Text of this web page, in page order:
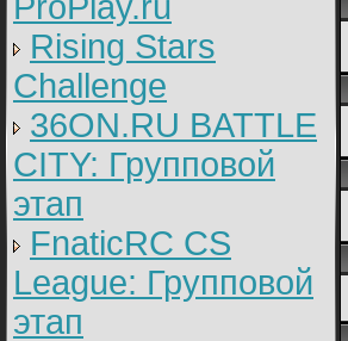
Rising Stars
Challenge
36ON.RU BATTLE
CITY: Групповой
этап
FnaticRC CS
League: Групповой
этап